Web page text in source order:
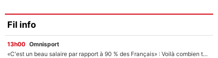
Fil info
13h00 Omnisport
«C'est un beau salaire par rapport à 90 % des Français» : Voilà combien touchait Nelson Monfort sur France Télévisions avant de rejoindre CNews